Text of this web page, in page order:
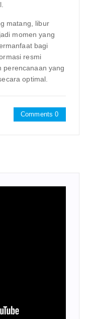
matang, libur
momen yang
bagi
resmi
perencanaan yang
optimal.
Comments 0